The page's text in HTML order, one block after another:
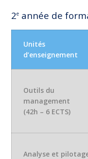
2e année de
Unités
d’enseignement
Outils du
management
(42h – 6 ECTS)
Analyse et